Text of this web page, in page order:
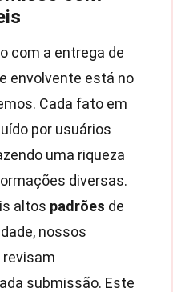
com a entrega de
envolvente está no
Cada fato em
por usuários
uma riqueza
diversas.
altos padrões de
nossos
revisam
submissão. Este